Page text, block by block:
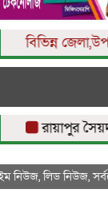
বিভিন্ন
রায়াপুর সৈয়দ
নিউজ,লিড নিউজ,